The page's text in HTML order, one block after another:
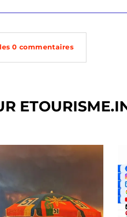
0 commentaires